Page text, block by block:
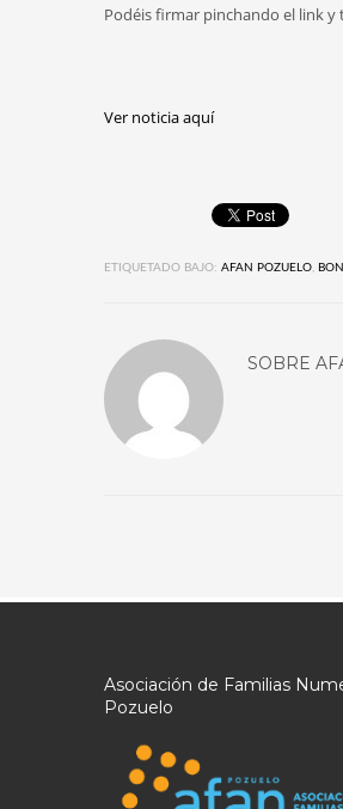
Podéis firmar pinchando el link
Ver noticia aquí
ETIQUETADO BAJO: AFAN POZUELO,
SOBRE
Asociación de Familias
Pozuelo